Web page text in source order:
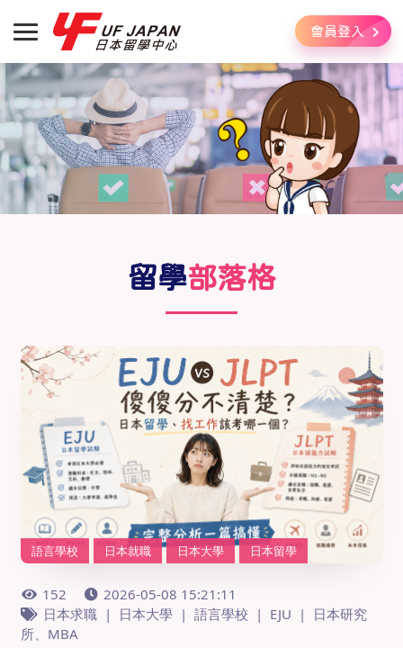
會員登入
留學部落格
語言學校 日本就職 日本大學 日本留學
152
2026-05-08 15:21:11
日本求職
日本大學 語言學校 EJU
日本研究
所、MBA